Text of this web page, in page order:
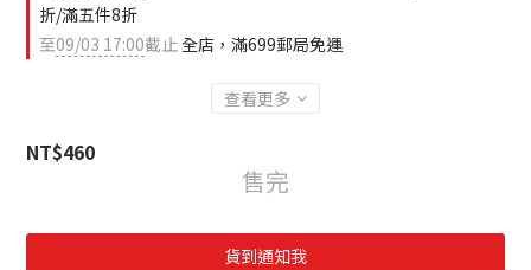
折/滿五件8折
至09/03 17:00截止全店，滿699郵局免運
查看更多
NT$460
售完
貨到通知我